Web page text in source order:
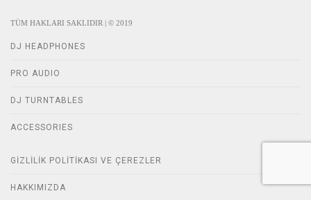
TÜM HAKLARI SAKLIDIR | © 2019
DJ HEADPHONES
PRO AUDIO
DJ TURNTABLES
ACCESSORIES
GIZLILIK POLITIKASI VE ÇEREZLER
HAKKIMIZDA